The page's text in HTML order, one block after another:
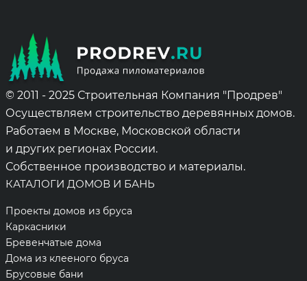
© 2011 - 2025 Строительная Компания "Продрев"
Осуществляем строительство деревянных домов.
Работаем в Москве, Московской области
и других регионах России.
Собственное производство и материалы.
КАТАЛОГИ ДОМОВ И БАНЬ
Проекты домов из бруса
Каркасники
Бревенчатые дома
Дома из клееного бруса
Брусовые бани